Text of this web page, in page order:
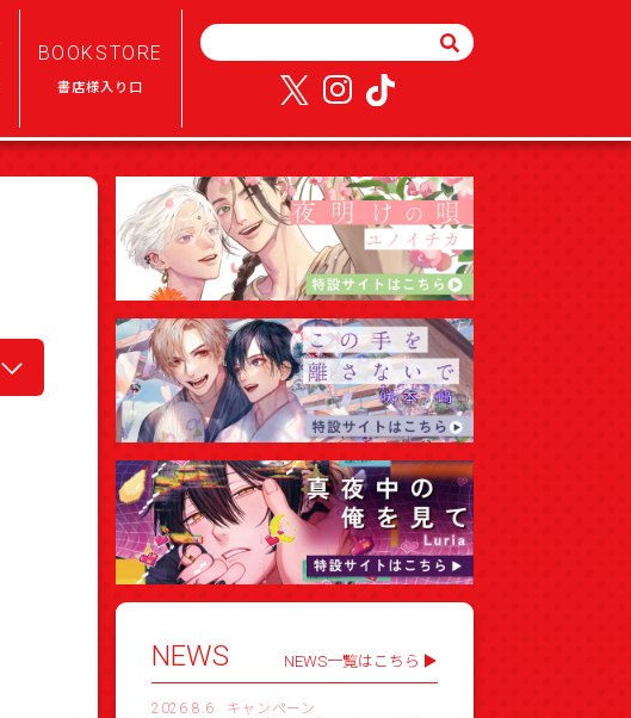
BOOKSTORE
書店様入り口
NEWS NEWS一覧はこちら
2026.8.6 キャンペーン